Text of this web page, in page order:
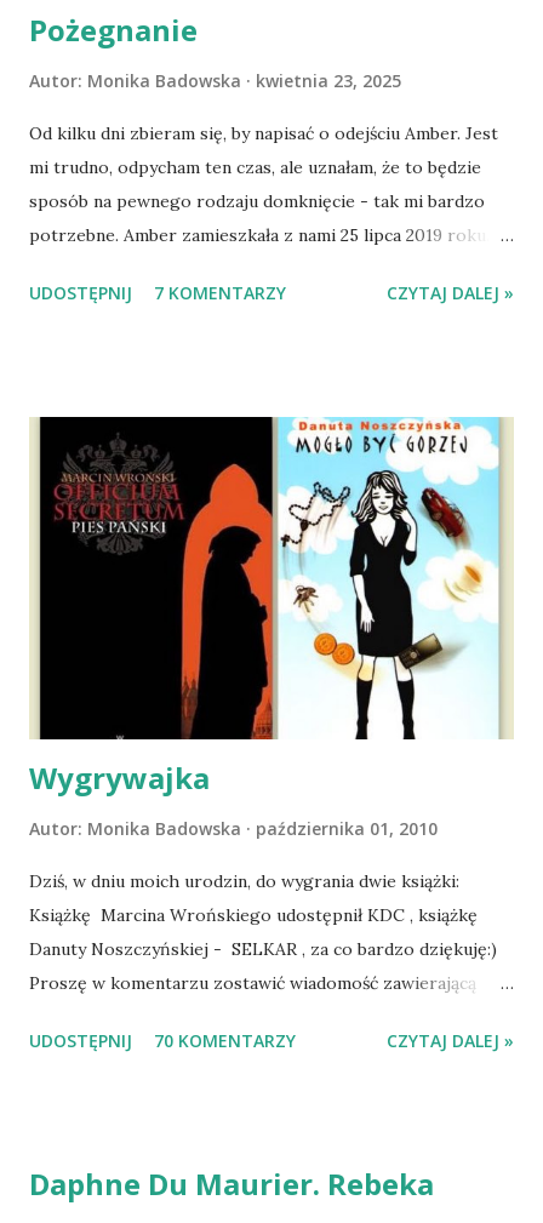
Pożegnanie
Autor: Monika Badowska kwietnia 23, 2025
Od kilku dni zbieram się, by napisać o odejściu Amber. Jest
mi trudno, odpycham ten czas, ale uznałam, że to będzie
sposób na pewnego rodzaju domknięcie - tak mi bardzo
potrzebne. Amber zamieszkała z nami 25 lipca 2019 roku.
Mazowieckim, pojechaliśmy na wizytę zapoznawczą, a kilka
wspólnego życia przeczytacie TUTAJ i TUTAJ . Gdy już
nieco okrzepliśmy w codzienności z psem, a Amber - z
ludźmi i kotami, pojawił się pomysł na wspólny jesienny
wyjazd w Beskid Niski. Zanim to jednak się stało psica miała
atak padaczki, co spowodowało, że wyjazd odwołaliśmy,
wdrożyliśmy leczenie i od nowa zaczęliśmy oswajać z nami i
wspólnym życiem zdezorientowanego chorobą psa. Udało
się ustabilizować zawirowania zdrowotne i wówczas
zaczęliśmy się cieszyć sobą wzajemnie już na 100%.
Dopier...
UDOSTĘPNIJ 7 KOMENTARZY CZYTAJ DALEJ »
Wygrywajka
Autor: Monika Badowska października 01, 2010
Dziś, w dniu moich urodzin, do wygrania dwie książki:
Książkę Marcina Wrońskiego udostępnił KDC , książkę
Danuty Noszczyńskiej - SELKAR , za co bardzo dziękuję:)
Proszę w komentarzu zostawić wiadomość zawierającą
Losowanie odbędzie się w niedzielę o 8:00. Zapraszam
UDOSTĘPNIJ 70 KOMENTARZY CZYTAJ DALEJ »
Daphne Du Maurier. Rebeka